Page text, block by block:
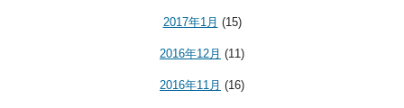
2017年1月 (15)
2016年12月 (11)
2016年11月 (16)